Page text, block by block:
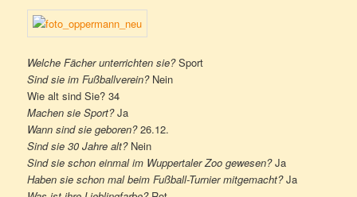
Welche Fächer unterrichten sie?Sport
Sind sie im Fußballverein?Nein
Wie alt sind Sie? 34
Machen sie Sport?Ja
Wann sind sie geboren?26.12.
Sind sie 30 Jahre alt?Nein
Sind sie schon einmal im Wuppertaler Zoo gewesen?Ja
Haben sie schon mal beim Fußball-Turnier mitgemacht?Ja